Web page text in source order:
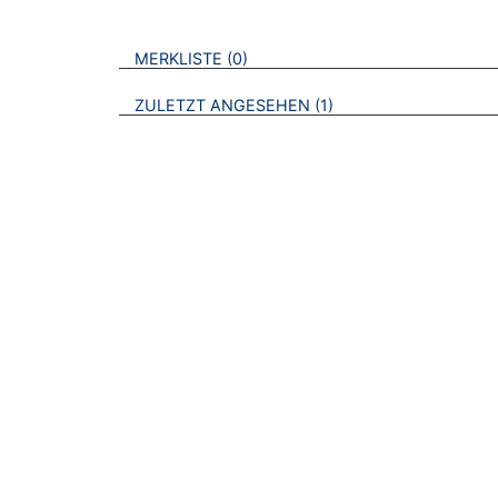
VERWEISE AUF VERMERKTE- ODER
MERKLISTE 0
ZULETZT ANGESEHEN 1